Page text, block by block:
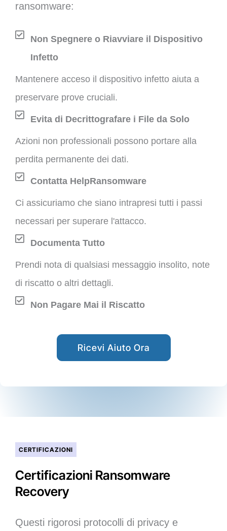
ransomware:
Non Spegnere o Riavviare il Dispositivo
Infetto
Mantenere acceso il dispositivo infetto aiuta a
preservare prove cruciali.
Evita di Decrittografare i File da Solo
Azioni non professionali possono portare alla
perdita permanente dei dati.
Contatta HelpRansomware
Ci assicuriamo che siano intrapresi tutti i passi
necessari per superare l'attacco.
Documenta Tutto
Prendi nota di qualsiasi messaggio insolito, note
di riscatto o altri dettagli.
Non Pagare Mai il Riscatto
Ricevi Aiuto Ora
CERTIFICAZIONI
Certificazioni Ransomware
Recovery
Questi rigorosi protocolli di privacy e